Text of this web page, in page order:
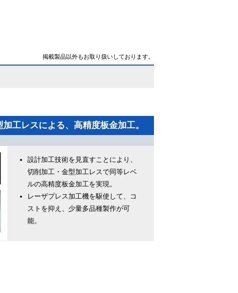
掲載製品以外もお取り扱いしております。
工レスによる、高精度板金加工。
設計加工技術を見直すことにより、
切削加工・金型加工レスで同等レベ
ルの高精度板金加工を実現。
レーザプレス加工機を駆使して、コ
ストを抑え、少量多品種製作が可
能。